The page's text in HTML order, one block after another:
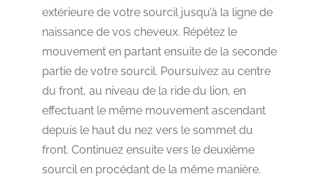
extérieure de votre sourcil jusqu’à la ligne de
naissance de vos cheveux. Répétez le
mouvement en partant ensuite de la seconde
partie de votre sourcil. Poursuivez au centre
du front, au niveau de la ride du lion, en
effectuant le même mouvement ascendant
depuis le haut du nez vers le sommet du
front. Continuez ensuite vers le deuxième
sourcil en procédant de la même manière.